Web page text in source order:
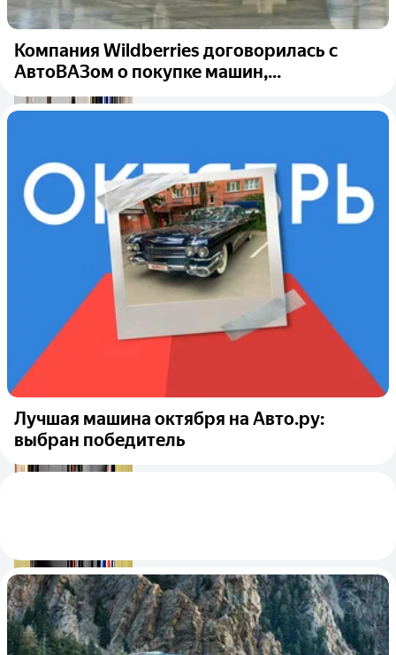
Компания Wildberries договорилась с
АвтоВАЗом о покупке машин,...
Лучшая машина октября на Авто.ру:
выбран победитель